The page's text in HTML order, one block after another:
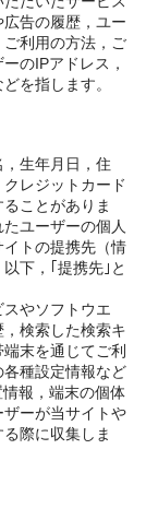
告の履歴，ユー
利用の方法，ご
のIPアドレス，
を指します。
生年月日，住
レジットカード
ことがありま
ユーザーの個人
トの提携先（情
下，｢提携先｣と
やソフトウエ
検索した検索キ
末を通じてご利
種設定情報など
報，端末の個体
ーが当サイトや
際に収集しま